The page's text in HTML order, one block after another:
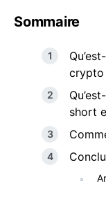
Sommaire
crypto
short